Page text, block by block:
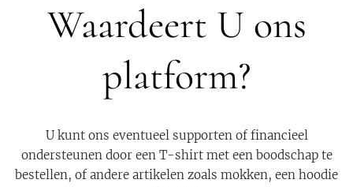
Waardeert U ons
platform?
U kunt ons eventueel supporten of financieel
ondersteunen door een T-shirt met een boodschap te
bestellen, of andere artikelen zoals mokken, een hoodie